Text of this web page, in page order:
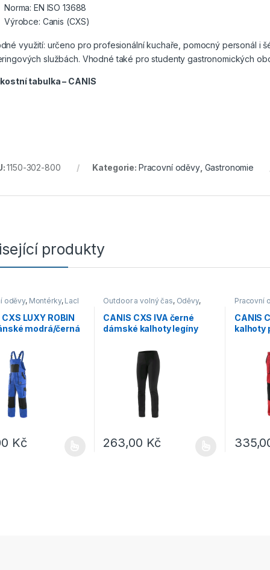
Norma: EN ISO 13688
Výrobce: Canis (CXS)
využití: určeno pro profesionální kuchaře, pomocný personál i
službách. Vhodné také pro studenty gastronomických
tabulka – CANIS
1150-302-800 Kategorie: Pracovní oděvy, Gastronomie
produkty
oděvy, Montérky, Lacl
LUXY ROBIN
modrá/černá
Kč
má více variant. Možnosti lze vybrat na stránce produktu
Outdoor a volný čas, Oděvy,
CANIS CXS IVA černé
dámské kalhoty legíny
263,00 Kč
Tento produkt má více variant. Možnosti
Pracovní
CANIS
kalhoty
Tento